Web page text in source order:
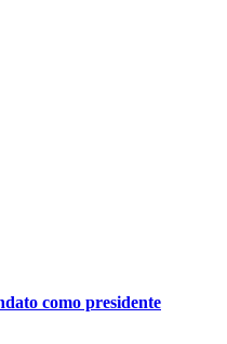
como presidente